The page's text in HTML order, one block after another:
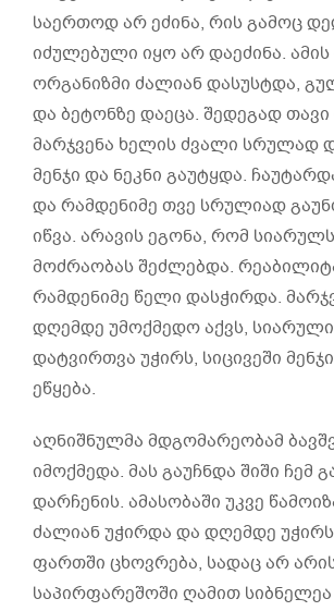
საერთოდ არ ეძინა, რის გამოც
იძულებული იყო არ დაეძინა.
ორგანიზმი ძალიან დასუსტდა,
და ბეტონზე დაეცა. შედეგად
მარჯვენა ხელის ძვალი სრულად
მენჯი და ნეკნი გაუტყდა.
და რამდენიმე თვე სრულიად
იწვა. არავის ეგონა, რომ
მოძრაობას შეძლებდა.
რამდენიმე წელი დასჭირდა.
დღემდე უმოქმედო აქვს,
დატვირთვა უჭირს, სიცივეში
ეწყება.
აღნიშნულმა მდგომარეობამ
იმოქმედა. მას გაუჩნდა შიში ჩემ
დარჩენის. ამასობაში უკვე
ძალიან უჭირდა და დღემდე
ფართში ცხოვრება, სადაც არ არის
საპირფარეშოში ღამით